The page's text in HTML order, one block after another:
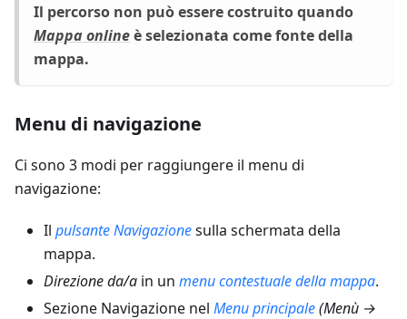
Il percorso non può essere costruito quando
Mappa onlineè selezionata come fonte della
mappa.
Menu di navigazione
Ci sono 3 modi per raggiungere il menu di
navigazione:
Il pulsante Navigazionesulla schermata della
mappa.
Direzione da/a in un menu contestuale della mappa.
Sezione Navigazione nel Menu principale(Menù →